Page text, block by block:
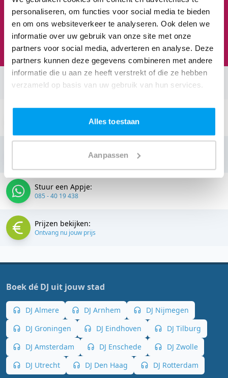
personaliseren, om functies voor social media te bieden
en om ons websiteverkeer te analyseren. Ook delen we
informatie over uw gebruik van onze site met onze
partners voor social media, adverteren en analyse. Deze
partners kunnen deze gegevens combineren met andere
informatie die u aan ze heeft verstrekt of die ze hebben
verzameld op basis van uw gebruik van hun services.
Alles toestaan
Aanpassen
Feesten om naar uit te kijken
We staan te popelen!
Neem contact op:
info@thedjcompany.nl
Stuur een Appje:
085 - 40 19 438
Prijzen bekijken:
Ontvang nu jouw prijs
Boek dé DJ uit jouw stad
DJ Almere DJ Arnhem
DJ Nijmegen
DJ Groningen
DJ Eindhoven
DJ Tilburg
DJ Amsterdam
DJ Enschede
DJ Zwolle
DJ Utrecht
DJ Den Haag DJ Rotterdam